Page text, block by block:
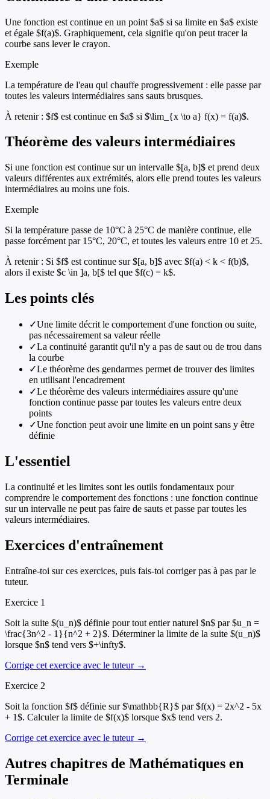
Une fonction est continue en un point $a$ si sa limite en $a$ existe
et égale $f(a)$. Graphiquement, cela signifie qu'on peut tracer la
courbe sans lever le crayon.
Exemple
La température de l'eau qui chauffe progressivement : elle passe par
toutes les valeurs intermédiaires sans sauts brusques.
À retenir : $f$ est continue en $a$ si $\lim_{x \to a} f(x) = f(a)$.
Théorème des valeurs intermédiaires
Si une fonction est continue sur un intervalle $[a, b]$ et prend deux
valeurs différentes aux extrémités, alors elle prend toutes les valeurs
intermédiaires au moins une fois.
Exemple
Si la température passe de 10°C à 25°C de manière continue, elle
passe forcément par 15°C, 20°C, et toutes les valeurs entre 10 et 25.
À retenir : Si $f$ est continue sur $[a, b]$ avec $f(a) < k < f(b)$,
alors il existe $c \in ]a, b[$ tel que $f(c) = k$.
Les points clés
✓Une limite décrit le comportement d'une fonction ou suite,
pas nécessairement sa valeur réelle
✓La continuité garantit qu'il n'y a pas de saut ou de trou dans
la courbe
✓Le théorème des gendarmes permet de trouver des limites
en utilisant l'encadrement
✓Le théorème des valeurs intermédiaires assure qu'une
fonction continue passe par toutes les valeurs entre deux
points
✓Une fonction peut avoir une limite en un point sans y être
définie
L'essentiel
La continuité et les limites sont les outils fondamentaux pour
comprendre le comportement des fonctions : une fonction continue
sur un intervalle ne peut pas faire de sauts et passe par toutes les
valeurs intermédiaires.
Exercices d'entraînement
Entraîne-toi sur ces exercices, puis fais-toi corriger pas à pas par le
tuteur.
Exercice 1
Soit la suite $(u_n)$ définie pour tout entier naturel $n$ par $u_n =
\frac{3n^2 - 1}{n^2 + 2}$. Déterminer la limite de la suite $(u_n)$
lorsque $n$ tend vers $+\infty$.
Corrige cet exercice avec le tuteur →
Exercice 2
Soit la fonction $f$ définie sur $\mathbb{R}$ par $f(x) = 2x^2 - 5x
+ 1$. Calculer la limite de $f(x)$ lorsque $x$ tend vers 2.
Corrige cet exercice avec le tuteur →
Autres chapitres de Mathématiques en
Terminale